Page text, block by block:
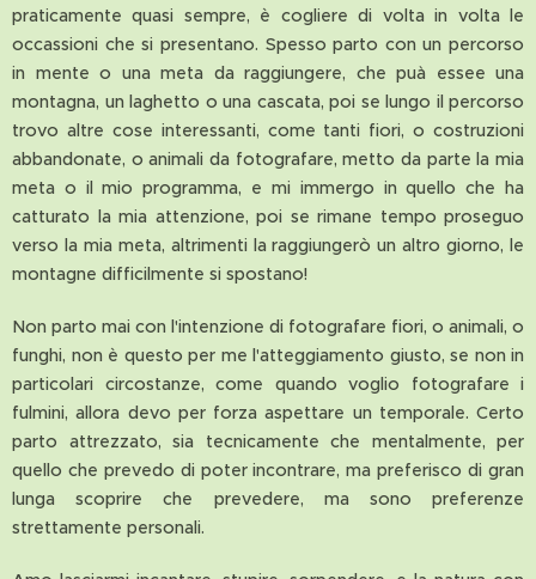
praticamente quasi sempre, è cogliere di volta in volta le
occassioni che si presentano. Spesso parto con un percorso
in mente o una meta da raggiungere, che puà essee una
montagna, un laghetto o una cascata, poi se lungo il percorso
trovo altre cose interessanti, come tanti fiori, o costruzioni
abbandonate, o animali da fotografare, metto da parte la mia
meta o il mio programma, e mi immergo in quello che ha
catturato la mia attenzione, poi se rimane tempo proseguo
verso la mia meta, altrimenti la raggiungerò un altro giorno, le
montagne difficilmente si spostano!
Non parto mai con l'intenzione di fotografare fiori, o animali, o
funghi, non è questo per me l'atteggiamento giusto, se non in
particolari circostanze, come quando voglio fotografare i
fulmini, allora devo per forza aspettare un temporale. Certo
parto attrezzato, sia tecnicamente che mentalmente, per
quello che prevedo di poter incontrare, ma preferisco di gran
lunga scoprire che prevedere, ma sono preferenze
strettamente personali.